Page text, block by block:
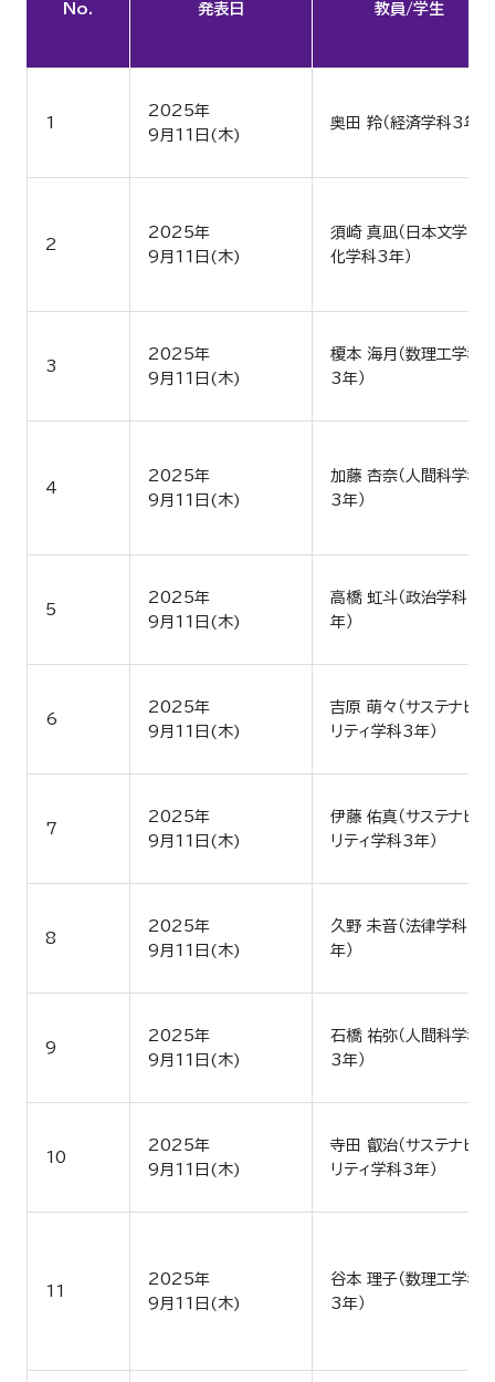
No. 発表日 教員/学生
1
2025年
9月11日(木)
奥田 羚（経済学科3年）
2
2025年
9月11日(木)
須崎 真凪（日本文学文
化学科3年）
3
2025年
9月11日(木)
榎本 海月（数理工学科
3年）
4
2025年
9月11日(木)
加藤 杏奈（人間科学科
3年）
5
2025年
9月11日(木)
高橋 虹斗（政治学科3
年）
6
2025年
9月11日(木)
吉原 萌々（サステナビ
リティ学科3年）
7
2025年
9月11日(木)
伊藤 佑真（サステナビ
リティ学科3年）
8
2025年
9月11日(木)
久野 未音（法律学科3
年）
9
2025年
9月11日(木)
石橋 祐弥（人間科学科
3年）
10
2025年
9月11日(木)
寺田 叡治（サステナビ
リティ学科3年）
11
2025年
9月11日(木)
谷本 理子（数理工学科
3年）